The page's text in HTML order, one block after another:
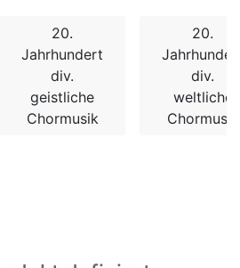
20.
Jahrhundert
div.
geistliche
Chormusik
20.
div.
weltliche
Chormusik